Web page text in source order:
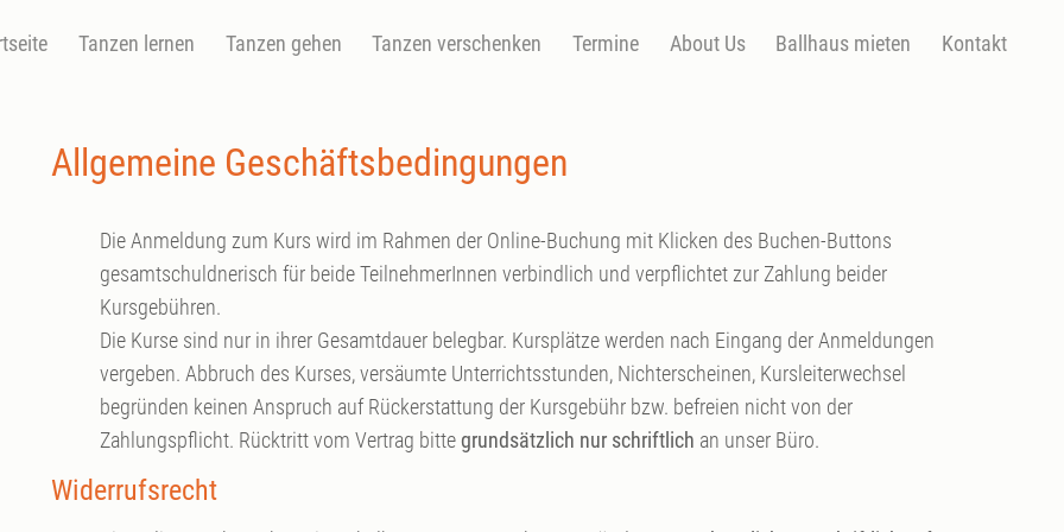
Tanzen lernen Tanzen gehen Tanzen verschenken Termine About Us Ballhaus mieten Kontakt
Allgemeine Geschäftsbedingungen
Die Anmeldung zum Kurs wird im Rahmen der Online-Buchung mit Klicken des Buchen-Buttons
gesamtschuldnerisch für beide TeilnehmerInnen verbindlich und verpflichtet zur Zahlung beider
Kursgebühren.
Die Kurse sind nur in ihrer Gesamtdauer belegbar. Kursplätze werden nach Eingang der Anmeldungen
vergeben. Abbruch des Kurses, versäumte Unterrichtsstunden, Nichterscheinen, Kursleiterwechsel
begründen keinen Anspruch auf Rückerstattung der Kursgebühr bzw. befreien nicht von der
Zahlungspflicht. Rücktritt vom Vertrag bitte grundsätzlich nur schriftlich an unser Büro.
Widerrufsrecht